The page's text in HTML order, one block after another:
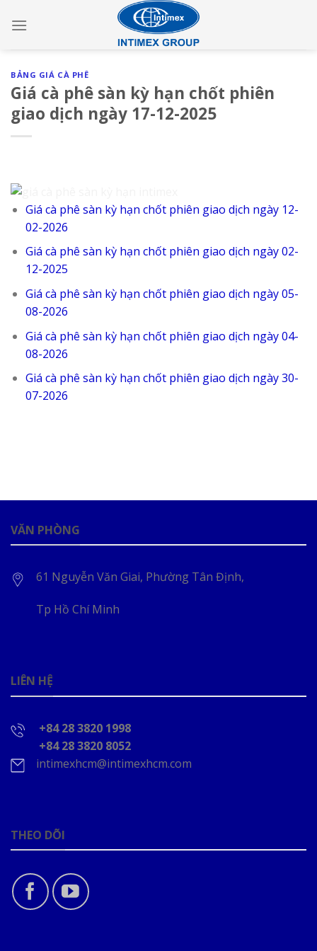
BẢNG GIÁ CÀ PHÊ
Giá cà phê sàn kỳ hạn chốt phiên
giao dịch ngày 17-12-2025
Giá cà phê sàn kỳ hạn chốt phiên giao dịch ngày 12-
02-2026
Giá cà phê sàn kỳ hạn chốt phiên giao dịch ngày 02-
12-2025
Giá cà phê sàn kỳ hạn chốt phiên giao dịch ngày 05-
08-2026
Giá cà phê sàn kỳ hạn chốt phiên giao dịch ngày 04-
08-2026
Giá cà phê sàn kỳ hạn chốt phiên giao dịch ngày 30-
07-2026
VĂN PHÒNG
61 Nguyễn Văn Giai, Phường Tân Định,
Tp Hồ Chí Minh
LIÊN HỆ
+84 28 3820 1998
+84 28 3820 8052
intimexhcm@intimexhcm.com
THEO DÕI